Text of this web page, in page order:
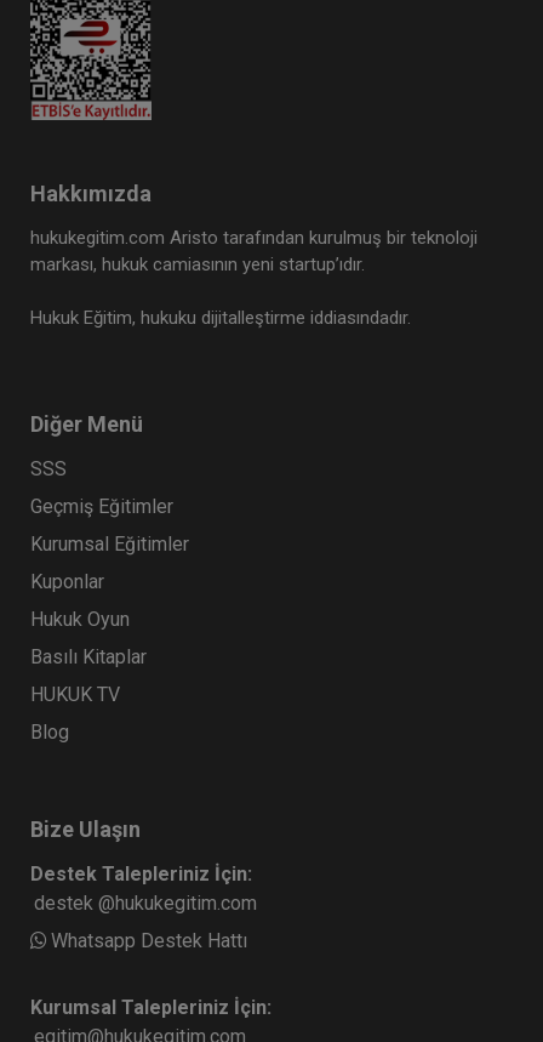
Hakkımızda
hukukegitim.com Aristo tarafından kurulmuş bir teknoloji
markası, hukuk camiasının yeni startup’ıdır.
Hukuk Eğitim, hukuku dijitalleştirme iddiasındadır.
Diğer Menü
SSS
Geçmiş Eğitimler
Kurumsal Eğitimler
Kuponlar
Hukuk Oyun
Basılı Kitaplar
HUKUK TV
Blog
Bize Ulaşın
Destek Talepleriniz İçin:
destek @hukukegitim.com
Whatsapp Destek Hattı
Kurumsal Talepleriniz İçin:
egitim@hukukegitim.com